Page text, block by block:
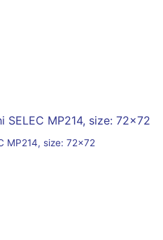
MP214, size: 72×72